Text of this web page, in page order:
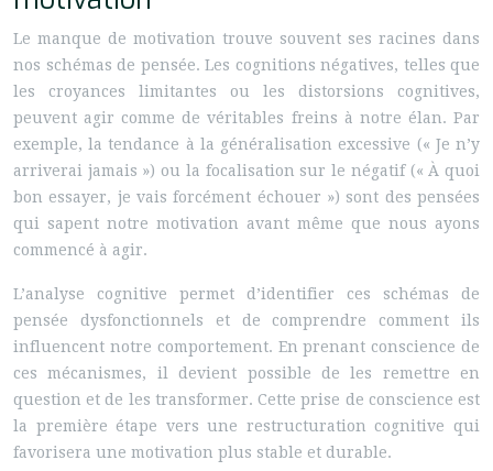
Le manque de motivation trouve souvent ses racines dans
nos schémas de pensée. Les cognitions négatives, telles que
les croyances limitantes ou les distorsions cognitives,
peuvent agir comme de véritables freins à notre élan. Par
exemple, la tendance à la généralisation excessive (« Je n’y
arriverai jamais ») ou la focalisation sur le négatif (« À quoi
bon essayer, je vais forcément échouer ») sont des pensées
qui sapent notre motivation avant même que nous ayons
commencé à agir.
L’analyse cognitive permet d’identifier ces schémas de
pensée dysfonctionnels et de comprendre comment ils
influencent notre comportement. En prenant conscience de
ces mécanismes, il devient possible de les remettre en
question et de les transformer. Cette prise de conscience est
la première étape vers une restructuration cognitive qui
favorisera une motivation plus stable et durable.